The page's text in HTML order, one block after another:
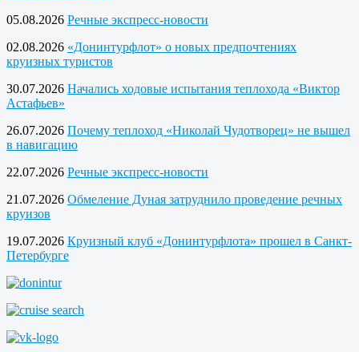
05.08.2026 Речные экспресс-новости
02.08.2026 «Донинтурфлот» о новых предпочтениях
круизных туристов
30.07.2026 Начались ходовые испытания теплохода «Виктор
Астафьев»
26.07.2026 Почему теплоход «Николай Чудотворец» не вышел
в навигацию
22.07.2026 Речные экспресс-новости
21.07.2026 Обмеление Дуная затруднило проведение речных
круизов
19.07.2026 Круизный клуб «Донинтурфлота» прошел в Санкт-
Петербурге